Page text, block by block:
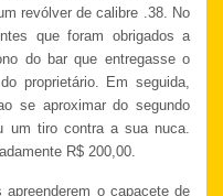
revólver de calibre .38. No
que foram obrigados a
do bar que entregasse o
proprietário. Em seguida,
se aproximar do segundo
um tiro contra a sua nuca.
R$ 200,00.
o capacete de